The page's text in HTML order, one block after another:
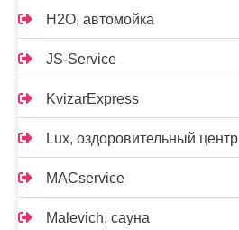
H2O, автомойка
JS-Service
KvizarExpress
Lux, оздоровительный центр
MACservice
Malevich, сауна